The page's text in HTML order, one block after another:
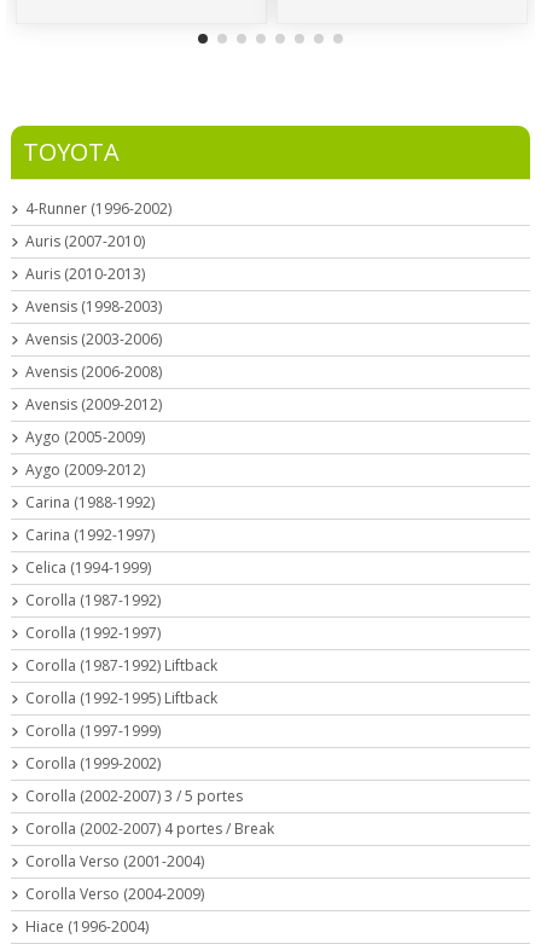
TOYOTA
4-Runner (1996-2002)
Auris (2007-2010)
Auris (2010-2013)
Avensis (1998-2003)
Avensis (2003-2006)
Avensis (2006-2008)
Avensis (2009-2012)
Aygo (2005-2009)
Aygo (2009-2012)
Carina (1988-1992)
Carina (1992-1997)
Celica (1994-1999)
Corolla (1987-1992)
Corolla (1992-1997)
Corolla (1987-1992) Liftback
Corolla (1992-1995) Liftback
Corolla (1997-1999)
Corolla (1999-2002)
Corolla (2002-2007) 3 / 5 portes
Corolla (2002-2007) 4 portes / Break
Corolla Verso (2001-2004)
Corolla Verso (2004-2009)
Hiace (1996-2004)